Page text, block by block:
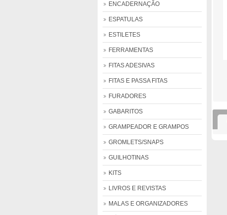
ENCADERNAÇÃO
ESPATULAS
ESTILETES
FERRAMENTAS
FITAS ADESIVAS
FITAS E PASSA FITAS
FURADORES
GABARITOS
GRAMPEADOR E GRAMPOS
GROMLETS/SNAPS
GUILHOTINAS
KITS
LIVROS E REVISTAS
MALAS E ORGANIZADORES